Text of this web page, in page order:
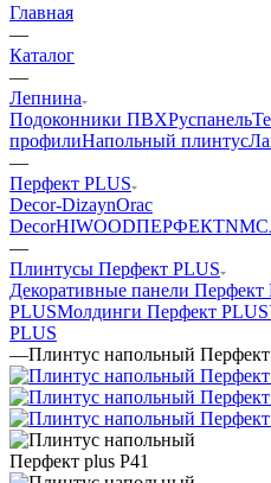
Главная
—
Каталог
—
Лепнина
Подоконники ПВХРуспанель
профилиНапольный плинтус
—
Перфект PLUS
Decor-DizaynOrac
DecorHIWOODПЕРФЕКТNMC
—
Плинтусы Перфект PLUS
Декоративные панели Перфект
PLUSМолдинги Перфект PLUS
PLUS
—Плинтус напольный Перфект